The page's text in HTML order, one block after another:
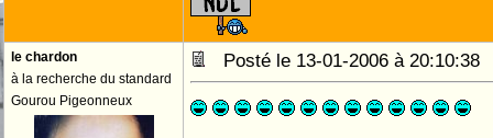
le chardon
à la recherche du standard
Gourou Pigeonneux
Posté le 13-01-2006 à